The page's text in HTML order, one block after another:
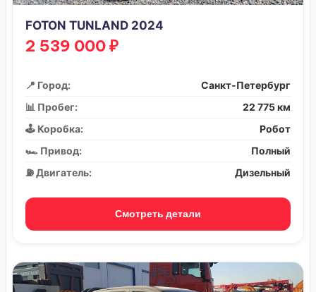
FOTON TUNLAND 2024
2 539 000 ₽
📍 Город:
Санкт-Петербург
📊 Пробег:
22 775 км
🕹️ Коробка:
Робот
🏎️ Привод:
Полный
⛽ Двигатель:
Дизельный
Смотреть детали